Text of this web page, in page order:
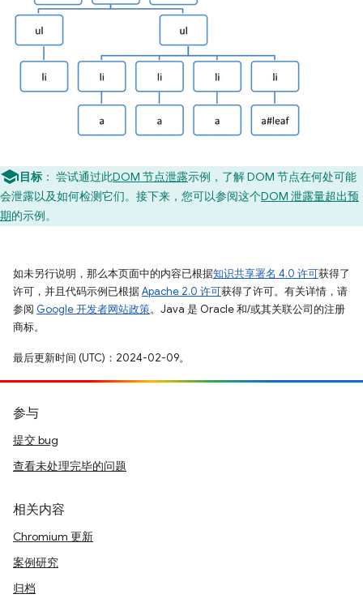
目标 ： 尝试通过此DOM 节点泄露示例，了解 DOM 节点在何处可能
会泄露以及如何检测它们。接下来，您可以参阅这个DOM 泄露量超出预
期的示例。
如未另行说明，那么本页面中的内容已根据知识共享署名 4.0 许可获得了
许可，并且代码示例已根据Apache 2.0 许可获得了许可。有关详情，请
参阅 Google 开发者网站政策。Java 是 Oracle 和/或其关联公司的注册
商标。
最后更新时间 (UTC)：2024-02-09。
参与
提交 bug
查看未处理完毕的问题
相关内容
Chromium 更新
案例研究
归档